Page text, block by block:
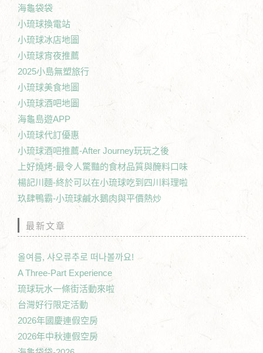
海龜袋袋
小琉球換電站
小琉球冰店地圖
小琉球宵夜推薦
2025小島無塑旅行
小琉球美食地圖
小琉球酒吧地圖
海龜島遊APP
小琉球代訂優惠
小琉球酒吧推薦-After Journey玩玩之後
上好燒烤-最令人驚豔的食材品質與醃料口味
楊記川麵-終於可以在小琉球吃到四川料理啦
玖肆鴨霸-小琉球鹹水鵝肉與平價熱炒
最新文章
올여름, 샤오류추로 떠나볼까요!
A Three-Part Experience
琉球玩水一條街活動來啦
台灣好行限定活動
2026年國慶連假空房
2026年中秋連假空房